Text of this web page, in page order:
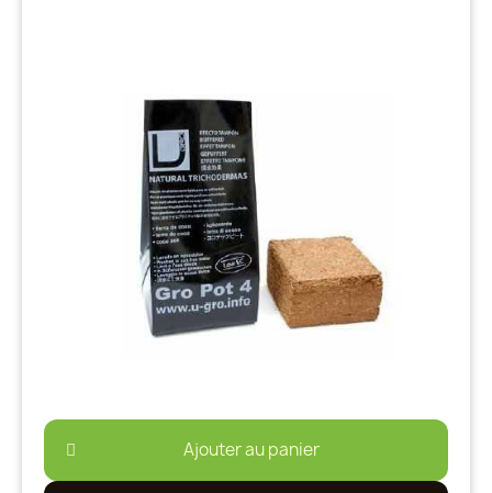
Ajouter au panier